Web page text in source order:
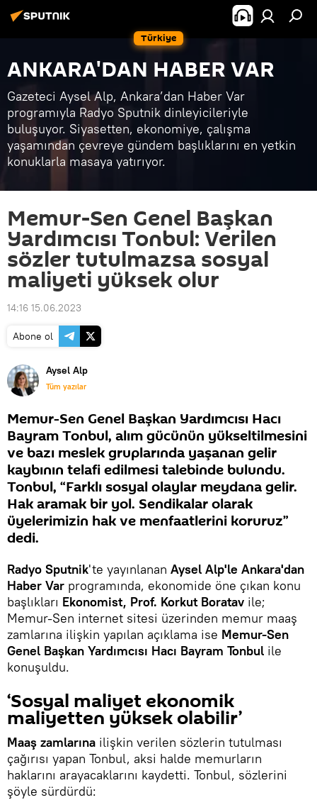
Türkiye
ANKARA'DAN HABER VAR
Gazeteci Aysel Alp, Ankara’dan Haber Var
programıyla Radyo Sputnik dinleyicileriyle
buluşuyor. Siyasetten, ekonomiye, çalışma
yaşamından çevreye gündem başlıklarını en yetkin
konuklarla masaya yatırıyor.
Memur-Sen Genel Başkan
Yardımcısı Tonbul: Verilen
sözler tutulmazsa sosyal
maliyeti yüksek olur
14:16 15.06.2023
Abone ol
Aysel Alp
Tüm yazılar
Memur-Sen Genel Başkan Yardımcısı Hacı
Bayram Tonbul, alım gücünün yükseltilmesini
ve bazı meslek gruplarında yaşanan gelir
kaybının telafi edilmesi talebinde bulundu.
Tonbul, “Farklı sosyal olaylar meydana gelir.
Hak aramak bir yol. Sendikalar olarak
üyelerimizin hak ve menfaatlerini koruruz”
dedi.
Radyo Sputnik'te yayınlanan Aysel Alp'le Ankara'dan
Haber Var programında, ekonomide öne çıkan konu
başlıkları Ekonomist, Prof. Korkut Boratav ile;
Memur-Sen internet sitesi üzerinden memur maaş
zamlarına ilişkin yapılan açıklama ise Memur-Sen
Genel Başkan Yardımcısı Hacı Bayram Tonbul ile
konuşuldu.
‘Sosyal maliyet ekonomik
maliyetten yüksek olabilir’
Maaş zamlarına ilişkin verilen sözlerin tutulması
çağırısı yapan Tonbul, aksi halde memurların
haklarını arayacaklarını kaydetti. Tonbul, sözlerini
şöyle sürdürdü: